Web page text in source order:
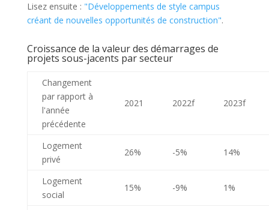
Lisez ensuite : "Développements de style campus
créant de nouvelles opportunités de construction".
Croissance de la valeur des démarrages de
projets sous-jacents par secteur
Changement
par rapport à
l'année
précédente
2021 2022f 2023f
Logement
privé
26% -5% 14%
Logement
social
15% -9% 1%